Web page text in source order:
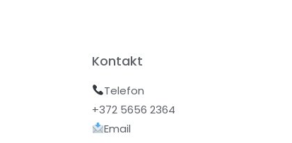
Kontakt
Telefon
+372 5656 2364
Email